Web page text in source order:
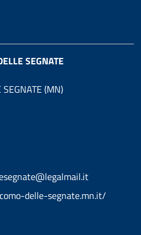
SEGNATE
(MN)
delle-segnate.mn.it/